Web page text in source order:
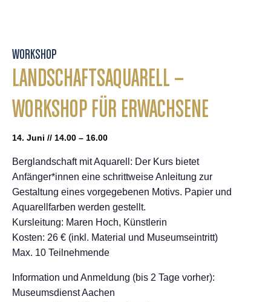
WORKSHOP
LANDSCHAFTSAQUARELL –
WORKSHOP FÜR ERWACHSENE
14. Juni // 14.00 – 16.00
Berglandschaft mit Aquarell: Der Kurs bietet
Anfänger*innen eine schrittweise Anleitung zur
Gestaltung eines vorgegebenen Motivs. Papier und
Aquarellfarben werden gestellt.
Kursleitung: Maren Hoch, Künstlerin
Kosten: 26 € (inkl. Material und Museumseintritt)
Max. 10 Teilnehmende
Information und Anmeldung (bis 2 Tage vorher):
Museumsdienst Aachen